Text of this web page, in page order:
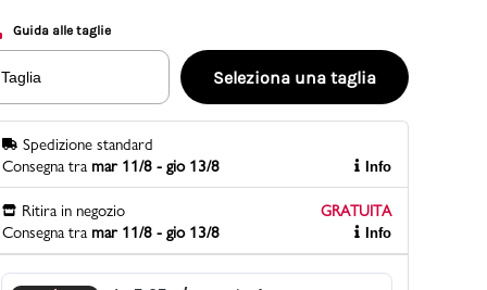
Gioco della scarpa al matrimonio e idee
divertenti con le calzature
Guida alle taglie
Taglia Seleziona una taglia
Spedizione standard
Consegna tra mar 11/8 - gio 13/8 Info
Ritira in negozio
GRATUITA
Consegna tra mar 11/8 - gio 13/8 Info